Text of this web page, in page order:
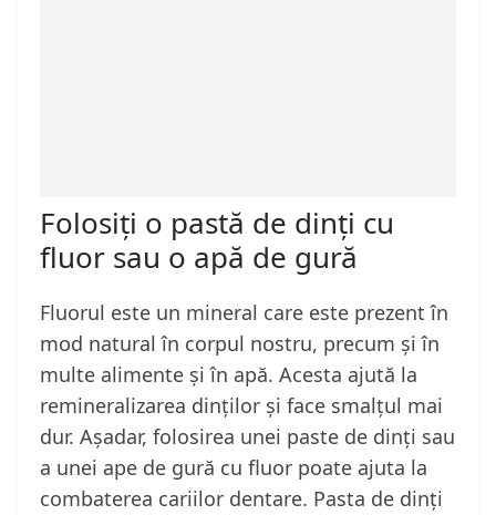
Folosiți o pastă de dinți cu
fluor sau o apă de gură
Fluorul este un mineral care este prezent în
mod natural în corpul nostru, precum și în
multe alimente și în apă. Acesta ajută la
remineralizarea dinților și face smalțul mai
dur. Așadar, folosirea unei paste de dinți sau
a unei ape de gură cu fluor poate ajuta la
combaterea cariilor dentare. Pasta de dinți